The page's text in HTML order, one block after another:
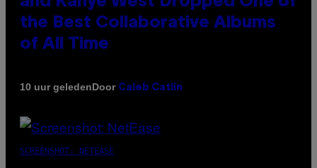
the Best Collaborative Albums
of All Time
10 uur geledenDoor Caleb Catlin
SCREENSHOT: NETEASE